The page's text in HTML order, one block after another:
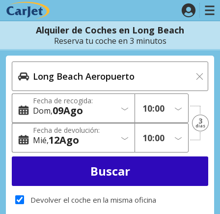
Alquiler de Coches en Long Beach
Reserva tu coche en 3 minutos
Fecha de recogida:
Dom 09Ago
Fecha de devolución:
Mié 12Ago
3
dias
Devolver el coche en la misma oficina